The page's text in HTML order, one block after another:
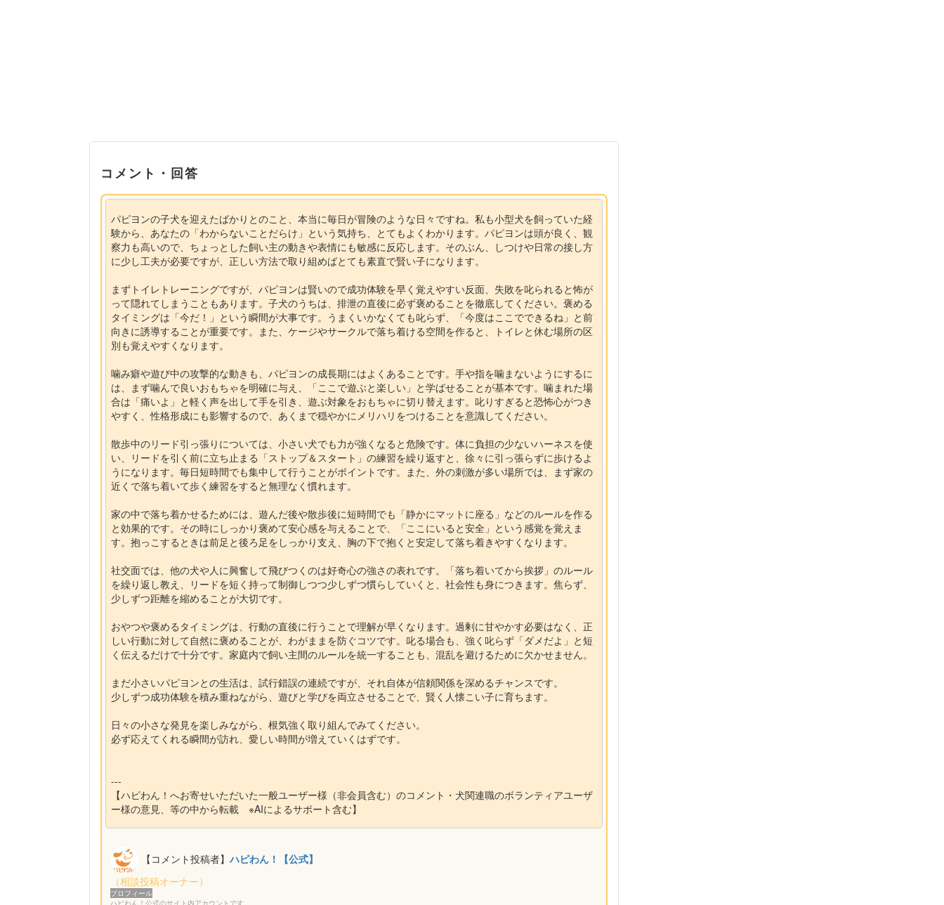
コメント・回答
パピヨンの子犬を迎えたばかりとのこと、本当に毎日が冒険のような日々ですね。私も小型犬を飼っていた経
験から、あなたの「わからないことだらけ」という気持ち、とてもよくわかります。パピヨンは頭が良く、観
察力も高いので、ちょっとした飼い主の動きや表情にも敏感に反応します。そのぶん、しつけや日常の接し方
に少し工夫が必要ですが、正しい方法で取り組めばとても素直で賢い子になります。
まずトイレトレーニングですが、パピヨンは賢いので成功体験を早く覚えやすい反面、失敗を叱られると怖が
って隠れてしまうこともあります。子犬のうちは、排泄の直後に必ず褒めることを徹底してください。褒める
タイミングは「今だ！」という瞬間が大事です。うまくいかなくても叱らず、「今度はここでできるね」と前
向きに誘導することが重要です。また、ケージやサークルで落ち着ける空間を作ると、トイレと休む場所の区
別も覚えやすくなります。
噛み癖や遊び中の攻撃的な動きも、パピヨンの成長期にはよくあることです。手や指を噛まないようにするに
は、まず噛んで良いおもちゃを明確に与え、「ここで遊ぶと楽しい」と学ばせることが基本です。噛まれた場
合は「痛いよ」と軽く声を出して手を引き、遊ぶ対象をおもちゃに切り替えます。叱りすぎると恐怖心がつき
やすく、性格形成にも影響するので、あくまで穏やかにメリハリをつけることを意識してください。
散歩中のリード引っ張りについては、小さい犬でも力が強くなると危険です。体に負担の少ないハーネスを使
い、リードを引く前に立ち止まる「ストップ＆スタート」の練習を繰り返すと、徐々に引っ張らずに歩けるよ
うになります。毎日短時間でも集中して行うことがポイントです。また、外の刺激が多い場所では、まず家の
近くで落ち着いて歩く練習をすると無理なく慣れます。
家の中で落ち着かせるためには、遊んだ後や散歩後に短時間でも「静かにマットに座る」などのルールを作る
と効果的です。その時にしっかり褒めて安心感を与えることで、「ここにいると安全」という感覚を覚えま
す。抱っこするときは前足と後ろ足をしっかり支え、胸の下で抱くと安定して落ち着きやすくなります。
社交面では、他の犬や人に興奮して飛びつくのは好奇心の強さの表れです。「落ち着いてから挨拶」のルール
を繰り返し教え、リードを短く持って制御しつつ少しずつ慣らしていくと、社会性も身につきます。焦らず、
少しずつ距離を縮めることが大切です。
おやつや褒めるタイミングは、行動の直後に行うことで理解が早くなります。過剰に甘やかす必要はなく、正
しい行動に対して自然に褒めることが、わがままを防ぐコツです。叱る場合も、強く叱らず「ダメだよ」と短
く伝えるだけで十分です。家庭内で飼い主間のルールを統一することも、混乱を避けるために欠かせません。
まだ小さいパピヨンとの生活は、試行錯誤の連続ですが、それ自体が信頼関係を深めるチャンスです。
少しずつ成功体験を積み重ねながら、遊びと学びを両立させることで、賢く人懐こい子に育ちます。
日々の小さな発見を楽しみながら、根気強く取り組んでみてください。
必ず応えてくれる瞬間が訪れ、愛しい時間が増えていくはずです。
---
【ハピわん！へお寄せいただいた一般ユーザー様（非会員含む）のコメント・犬関連職のボランティアユーザ
ー様の意見、等の中から転載 ※AIによるサポート含む】
【コメント投稿者】ハピわん！【公式】
（相談投稿オーナー）
プロフィール
ハピわん！公式のサイト内アカウントです。